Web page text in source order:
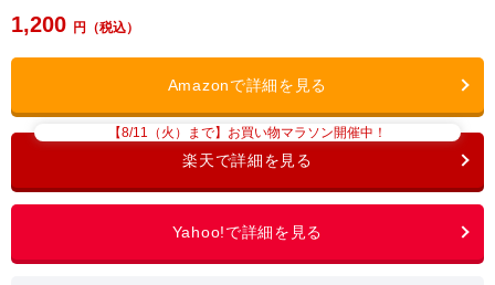
1,200
【8/11（火）まで】お買い物マラソン開催中！